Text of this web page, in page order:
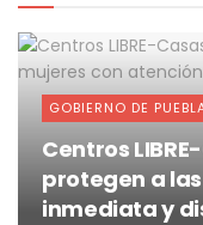
GOBIERNO DE
Centros
protegen a
inmediata y